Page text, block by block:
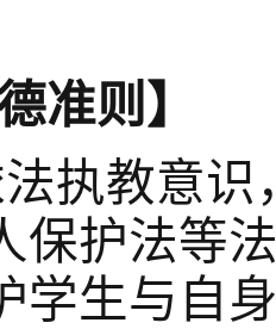
准则】
执教意
保护法等
学生与自